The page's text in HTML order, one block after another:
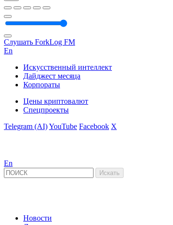
Слушать ForkLog FM
En
Искусственный интеллект
Дайджест месяца
Корпораты
Цены криптовалют
Спецпроекты
Telegram (AI)YouTube Facebook X
En
Новости